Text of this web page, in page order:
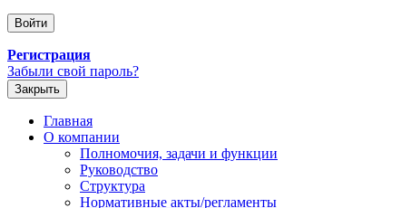
Регистрация
Забыли свой пароль?
Закрыть
Главная
О компании
Полномочия, задачи и функции
Руководство
Структура
Нормативные акты/регламенты